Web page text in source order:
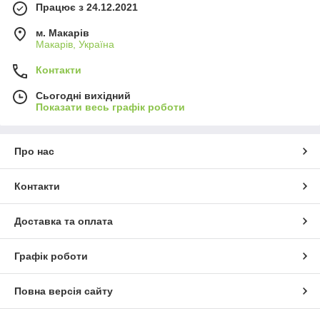
Працює з 24.12.2021
м. Макарів
Макарів, Україна
Контакти
Сьогодні вихідний
Показати весь графік роботи
Про нас
Контакти
Доставка та оплата
Графік роботи
Повна версія сайту